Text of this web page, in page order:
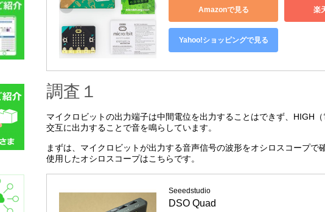
Amazonで見る 楽
Yahoo!ショッピングで見る
調査１
マイクロビットの出力端子は中間電位を出力することはできず、HIGH
交互に出力することで音を鳴らしています。
まずは、マイクロビットが出力する音声信号の波形をオシロスコープで
使用したオシロスコープはこちらです。
Seeedstudio
DSO Quad